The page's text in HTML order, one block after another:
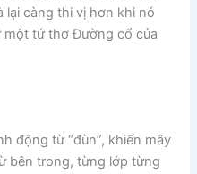
lại càng thi vị hơn khi nó
tứ thơ Đường cổ của
động từ “đùn”, khiến mây
bên trong, từng lớp từng